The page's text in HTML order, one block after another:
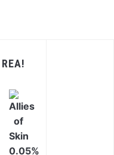
REA!